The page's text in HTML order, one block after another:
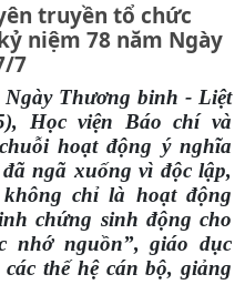
truyền tổ chức
niệm 78 năm Ngày
7
Thương binh - Liệt
Học viện Báo chí và
hoạt động ý nghĩa
ngã xuống vì độc lập,
chỉ là hoạt động
chứng sinh động cho
nhớ nguồn”, giáo dục
thế hệ cán bộ, giảng